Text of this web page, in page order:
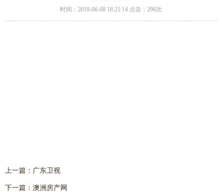
时间：2018-06-08 18:21:14 点击： 296次
上一篇： 广东卫视
下一篇： 澳洲房产网